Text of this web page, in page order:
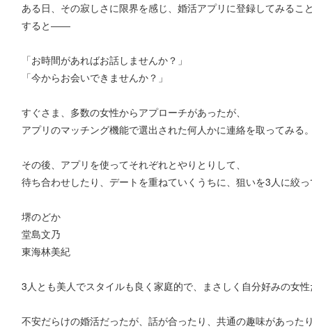
ある日、その寂しさに限界を感じ、婚活アプリに登録してみるこ
すると――
「お時間があればお話しませんか？」
「今からお会いできませんか？」
すぐさま、多数の女性からアプローチがあったが、
アプリのマッチング機能で選出された何人かに連絡を取ってみる
その後、アプリを使ってそれぞれとやりとりして、
待ち合わせしたり、デートを重ねていくうちに、狙いを3人に絞
堺のどか
堂島文乃
東海林美紀
3人とも美人でスタイルも良く家庭的で、まさしく自分好みの女
不安だらけの婚活だったが、話が合ったり、共通の趣味があった